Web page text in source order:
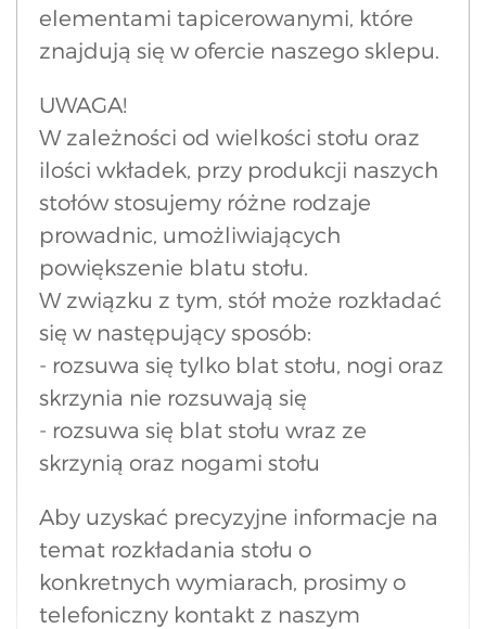
elementami tapicerowanymi, które
znajdują się w ofercie naszego sklepu.
UWAGA!
W zależności od wielkości stołu oraz
ilości wkładek, przy produkcji naszych
stołów stosujemy różne rodzaje
prowadnic, umożliwiających
powiększenie blatu stołu.
W związku z tym, stół może rozkładać
się w następujący sposób:
- rozsuwa się tylko blat stołu, nogi oraz
skrzynia nie rozsuwają się
- rozsuwa się blat stołu wraz ze
skrzynią oraz nogami stołu
Aby uzyskać precyzyjne informacje na
temat rozkładania stołu o
konkretnych wymiarach, prosimy o
telefoniczny kontakt z naszym